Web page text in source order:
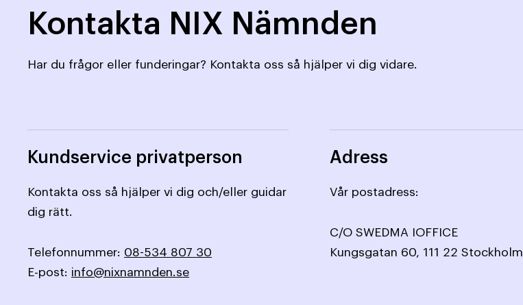
Kontakta NIX Nämnden
Har du frågor eller funderingar? Kontakta oss så hjälper vi dig vidare.
Kundservice privatperson
Kontakta oss så hjälper vi dig och/eller guidar
dig rätt.
Telefonnummer: 08-534 807 30
E-post: info@nixnamnden.se
Adress
Vår postadress:
C/O SWEDMA IOFFICE
Kungsgatan 60, 111 22 Stockholm